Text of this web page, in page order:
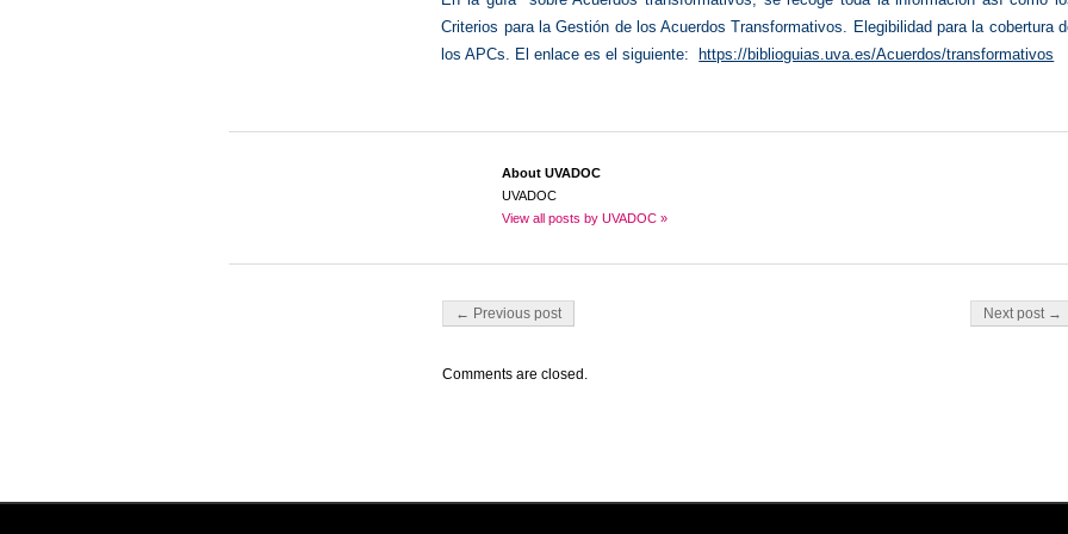
Criterios para la Gestión de los Acuerdos Transformativos. Elegibilidad para la cobertura
los APCs. El enlace es el siguiente:
https://biblioguias.uva.es/Acuerdos/transformativos
About UVADOC
UVADOC
View all posts by UVADOC »
Post navigation
← Previous post Next post →
Comments are closed.